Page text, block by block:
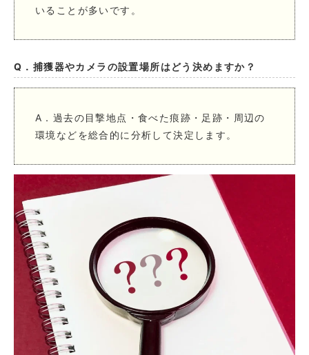
いることが多いです。
Q．捕獲器やカメラの設置場所はどう決めますか？
A．過去の目撃地点・食べた痕跡・足跡・周辺の
環境などを総合的に分析して決定します。